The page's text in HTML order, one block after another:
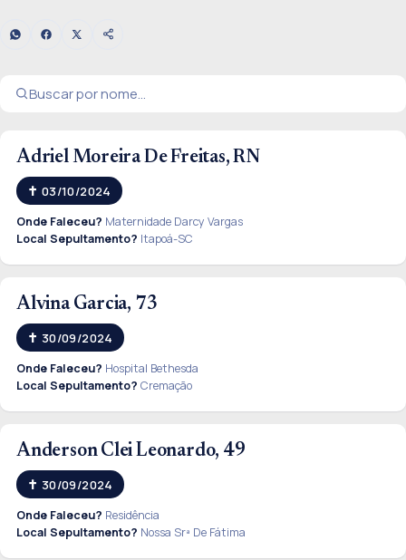
Adriel Moreira De Freitas, RN
03/10/2024
Onde Faleceu? Maternidade Darcy Vargas
Local Sepultamento? Itapoá-SC
Alvina Garcia, 73
30/09/2024
Onde Faleceu? Hospital Bethesda
Local Sepultamento? Cremação
Anderson Clei Leonardo, 49
30/09/2024
Onde Faleceu? Residência
Local Sepultamento? Nossa Srª De Fátima